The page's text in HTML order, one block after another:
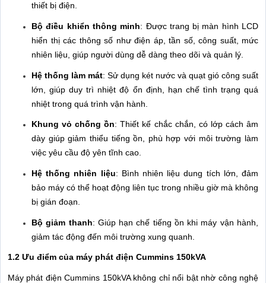
thiết bị điện.
Bộ điều khiển thông minh: Được trang bị màn hình LCD
hiển thị các thông số như điện áp, tần số, công suất, mức
nhiên liệu, giúp người dùng dễ dàng theo dõi và quản lý.
Hệ thống làm mát: Sử dụng két nước và quạt gió công suất
lớn, giúp duy trì nhiệt độ ổn định, hạn chế tình trạng quá
nhiệt trong quá trình vận hành.
Khung vỏ chống ồn: Thiết kế chắc chắn, có lớp cách âm
dày giúp giảm thiểu tiếng ồn, phù hợp với môi trường làm
việc yêu cầu độ yên tĩnh cao.
Hệ thống nhiên liệu: Bình nhiên liệu dung tích lớn, đảm
bảo máy có thể hoạt động liên tục trong nhiều giờ mà không
bị gián đoạn.
Bộ giảm thanh: Giúp hạn chế tiếng ồn khi máy vận hành,
giảm tác động đến môi trường xung quanh.
1.2 Ưu điểm của máy phát điện Cummins 150kVA
Máy phát điện Cummins 150kVA không chỉ nổi bật nhờ công nghệ